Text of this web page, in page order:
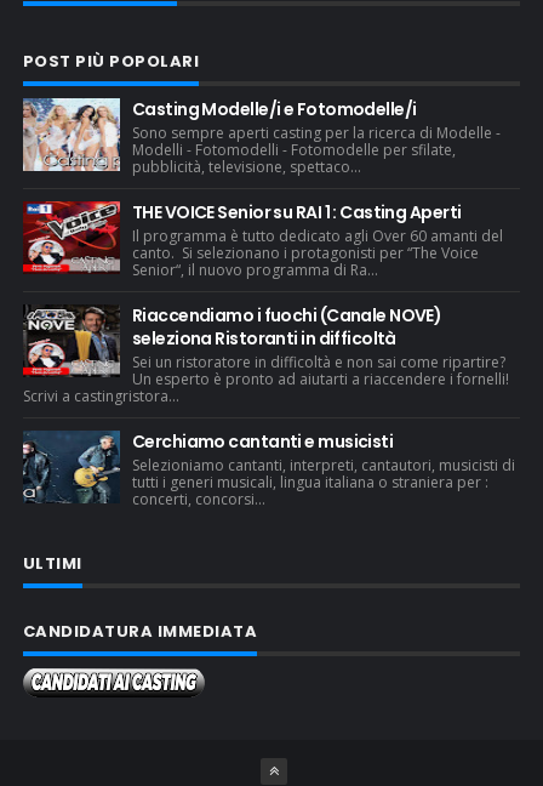
POST PIÙ POPOLARI
Casting Modelle/i e Fotomodelle/i
Sono sempre aperti casting per la ricerca di Modelle -
Modelli - Fotomodelli - Fotomodelle per sfilate,
pubblicità, televisione, spettaco...
THE VOICE Senior su RAI 1 : Casting Aperti
Il programma è tutto dedicato agli Over 60 amanti del
canto. Si selezionano i protagonisti per “The Voice
Senior“, il nuovo programma di Ra...
Riaccendiamo i fuochi (Canale NOVE)
seleziona Ristoranti in difficoltà
Sei un ristoratore in difficoltà e non sai come ripartire?
Un esperto è pronto ad aiutarti a riaccendere i fornelli!
Scrivi a castingristora...
Cerchiamo cantanti e musicisti
Selezioniamo cantanti, interpreti, cantautori, musicisti di
tutti i generi musicali, lingua italiana o straniera per :
concerti, concorsi...
ULTIMI
CANDIDATURA IMMEDIATA